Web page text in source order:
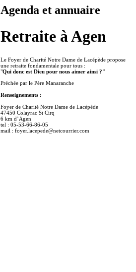
Agenda et annuaire
Retraite à Agen
Le Foyer de Charité Notre Dame de Lacépède propose
une retraite fondamentale pour tous :
"Qui donc est Dieu pour nous aimer ainsi ?’’
Préchée par le Père Manaranche
Renseignements :
Foyer de Charité Notre Dame de Lacépède
47450 Colayrac St Cirq
6 km d’Agen
tel : 05-53-66-86-05
mail : foyer.lacepede@netcourrier.com